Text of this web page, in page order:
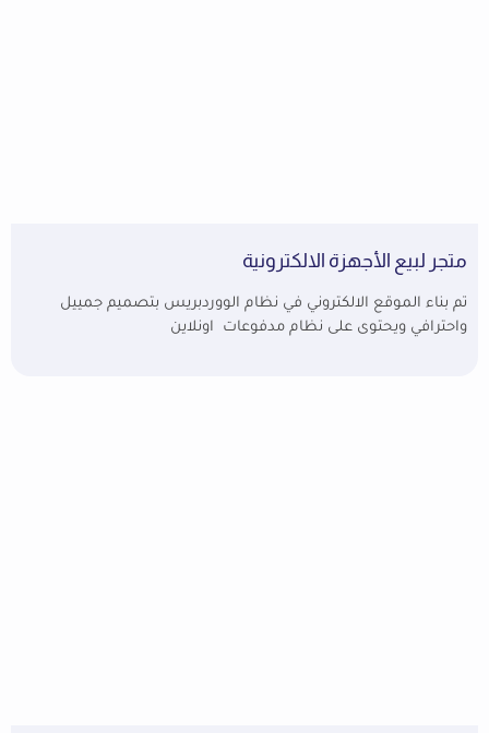
متجر لبيع الأجهزة الالكترونية
تم بناء الموقع الالكتروني في نظام الووردبريس بتصميم جمييل
واحترافي ويحتوى على نظام مدفوعات اونلاين